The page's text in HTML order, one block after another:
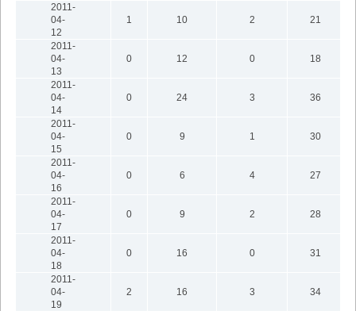
2011-
04-
12
1 10 2 21
2011-
04-
13
0 12 0 18
2011-
04-
14
0 24 3 36
2011-
04-
15
0 9 1 30
2011-
04-
16
0 6 4 27
2011-
04-
17
0 9 2 28
2011-
04-
18
0 16 0 31
2011-
04-
19
2 16 3 34